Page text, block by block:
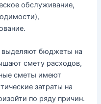
обслуживание,
выделяют бюджеты на
смету расходов,
сметы имеют
затраты на
по ряду причин.